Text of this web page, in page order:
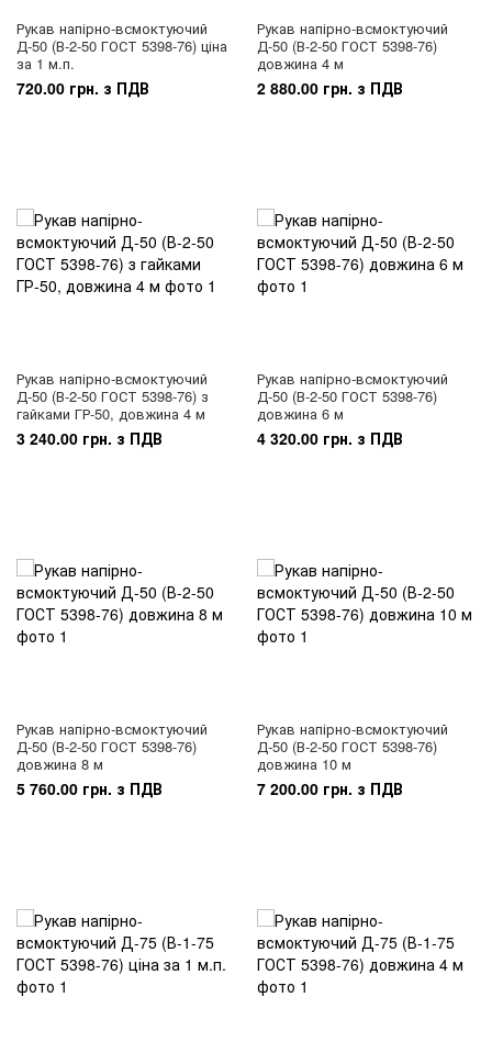
Рукав напірно-всмоктуючий
Д-50 (В-2-50 ГОСТ 5398-76) ціна
за 1 м.п.
720.00 грн. з ПДВ
Рукав напірно-всмоктуючий
Д-50 (В-2-50 ГОСТ 5398-76)
довжина 4 м
2 880.00 грн. з ПДВ
Рукав напірно-всмоктуючий
Д-50 (В-2-50 ГОСТ 5398-76) з
гайками ГР-50, довжина 4 м
3 240.00 грн. з ПДВ
Рукав напірно-всмоктуючий
Д-50 (В-2-50 ГОСТ 5398-76)
довжина 6 м
4 320.00 грн. з ПДВ
Рукав напірно-всмоктуючий
Д-50 (В-2-50 ГОСТ 5398-76)
довжина 8 м
5 760.00 грн. з ПДВ
Рукав напірно-всмоктуючий
Д-50 (В-2-50 ГОСТ 5398-76)
довжина 10 м
7 200.00 грн. з ПДВ